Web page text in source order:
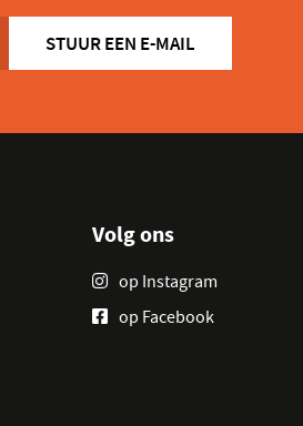
STUUR EEN E-MAIL
Volg ons
op Instagram
op Facebook